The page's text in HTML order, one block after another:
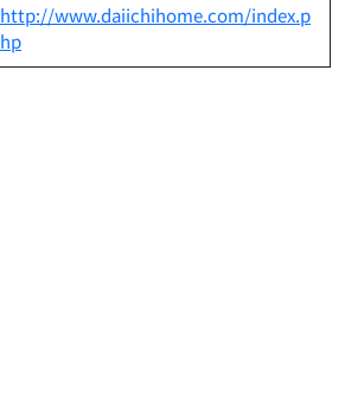
http://www.daiichihome.com/index.p
hp